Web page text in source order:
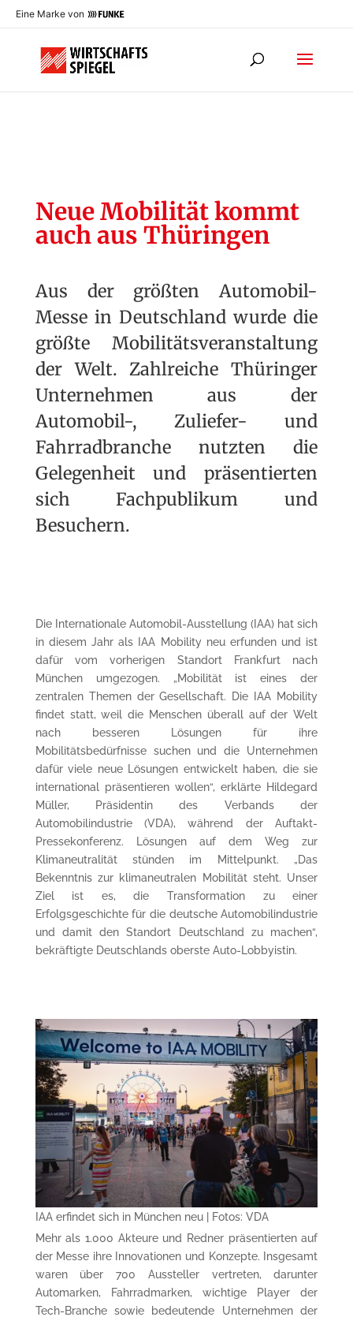
Eine Marke von
Neue Mobilität kommt
auch aus Thüringen
Aus der größten Automobil-
Messe in Deutschland wurde die
größte Mobilitätsveranstaltung
der Welt. Zahlreiche Thüringer
Unternehmen aus der
Automobil-, Zuliefer- und
Fahrradbranche nutzten die
Gelegenheit und präsentierten
sich Fachpublikum und
Besuchern.
Die Internationale Automobil-Ausstellung (IAA) hat sich
in diesem Jahr als IAA Mobility neu erfunden und ist
dafür vom vorherigen Standort Frankfurt nach
München umgezogen. „Mobilität ist eines der
zentralen Themen der Gesellschaft. Die IAA Mobility
findet statt, weil die Menschen überall auf der Welt
nach besseren Lösungen für ihre
Mobilitätsbedürfnisse suchen und die Unternehmen
dafür viele neue Lösungen entwickelt haben, die sie
international präsentieren wollen“, erklärte Hildegard
Müller, Präsidentin des Verbands der
Automobilindustrie (VDA), während der Auftakt-
Pressekonferenz. Lösungen auf dem Weg zur
Klimaneutralität stünden im Mittelpunkt. „Das
Bekenntnis zur klimaneutralen Mobilität steht. Unser
Ziel ist es, die Transformation zu einer
Erfolgsgeschichte für die deutsche Automobilindustrie
und damit den Standort Deutschland zu machen“,
bekräftigte Deutschlands oberste Auto-Lobbyistin.
IAA erfindet sich in München neu | Fotos: VDA
Mehr als 1.000 Akteure und Redner präsentierten auf
der Messe ihre Innovationen und Konzepte. Insgesamt
waren über 700 Aussteller vertreten, darunter
Automarken, Fahrradmarken, wichtige Player der
Tech-Branche sowie bedeutende Unternehmen der